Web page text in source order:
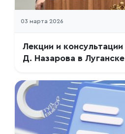
03 марта 2026
Лекции и
Д. Назарова в Луганске